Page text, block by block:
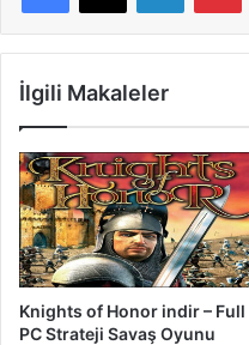
İlgili Makaleler
Knights of Honor indir – Full
PC Strateji Savaş Oyunu